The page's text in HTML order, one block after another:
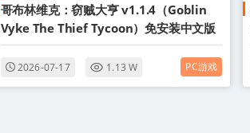
哥布林维克：窃贼大亨 v1.1.4（Goblin
Vyke The Thief Tycoon）免安装中文版
2026-07-17 1.13 W PC游戏